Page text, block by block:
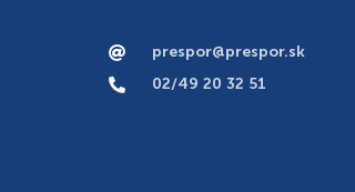
prespor@prespor.sk
02/49 20 32 51